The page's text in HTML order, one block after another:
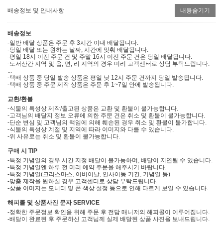
배송정보 및 안내사항 내용숨기기
배송정보
-일반 배달 상품은 주문 후 3시간 이내 배달됩니다.
-당일 배달 또는 원하는 날짜, 시간에 맞춰 배달됩니다.
-평일 18시 이전 주문 건 및 주말 16시 이전 주문 건은 당일 배달됩니다.
-도서산간 지역 및 읍, 면, 리 지역의 경우 미리 고객센터로 상담 부탁드립니다.
-택배 상품 중 당일 발송 상품은 평일 낮 12시 주문 건까지 당일 발송됩니다.
-택배 상품 중 주문 제작 상품은 주문 후 1~7일 안에 발송됩니다.
교환/환불
-식물의 특성상 제작/출고된 상품은 교환 및 환불이 불가능합니다.
-고객님의 배달지 정보 오류에 의한 주문 건은 취소 및 환불이 불가능합니다.
-단순 변심 및 고객님의 책임에 의해 훼손된 경우 취소 및 환불이 불가합니다.
-식물의 특성상 계절 및 지역에 따라 이미지와 다를 수 있습니다.
-위 사유로는 취소 및 환불이 불가능합니다.
구매 시 TIP
-특정 기념일의 경우 시간 지정 배달이 불가능하며, 배달이 지연될 수 있습니다.
-특정 기념일엔 하루 전 미리 예약 주문을 해주시기 바랍니다.
-특정 기념일(크리스마스, 어버이날, 인사이동 기간, 기념일 등)
-맞춤 제작을 원하실 경우 고객센터로 상담 부탁드립니다.
-상품 이미지는 모니터 및 폰 색상 설정 등으로 인해 다르게 보일 수 있습니다.
해피콜 및 상품사진 문자 SERVICE
-정확한 주문정보 확인을 위해 주문 후 전담 매니저의 해피콜이 이루어집니다.
-배달이 완료된 후 주문하신 고객님께 실제 배달된 상품 사진을 보내드립니다.